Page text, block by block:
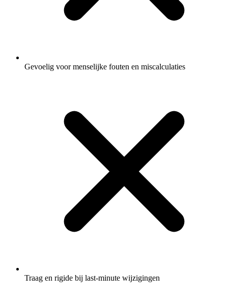
Gevoelig voor menselijke fouten en miscalculaties
Traag en rigide bij last-minute wijzigingen